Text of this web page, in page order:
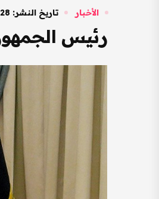
الأخبار تاريخ النشر: 28 مايو 2023 | الساعة: 09:46 صباحًا
رئيس